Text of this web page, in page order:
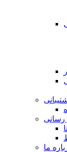
رسانی
ما